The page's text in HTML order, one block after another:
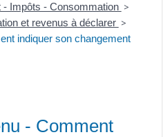
- Impôts - Consommation >
et revenus à déclarer >
indiquer son changement
- Comment